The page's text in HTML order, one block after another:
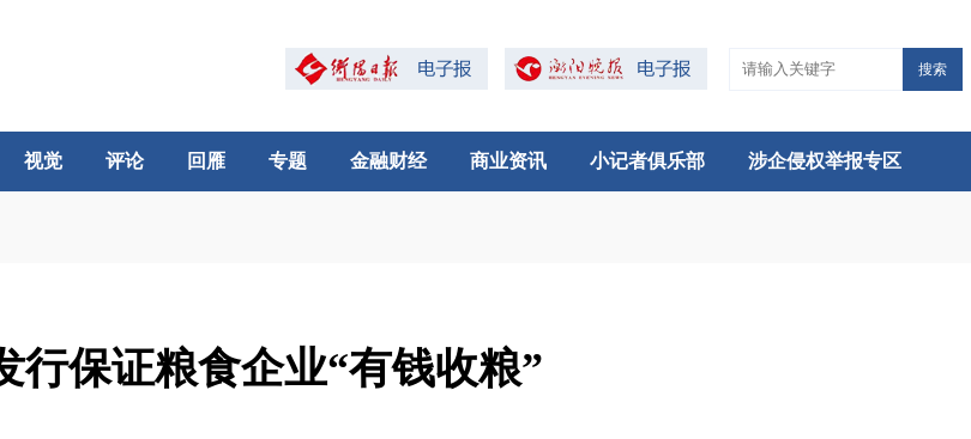
搜索
视觉 评论 回雁 专题 金融财经 商业资讯 小记者俱乐部 涉企侵权举报专区
行保证粮食企业“有钱收粮”